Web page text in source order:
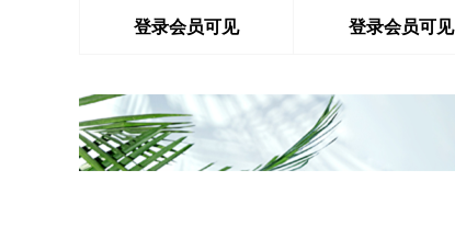
生室
眉山天府新区龙马镇凤
梧村第二卫生室
登录会员可见 登录会员可见